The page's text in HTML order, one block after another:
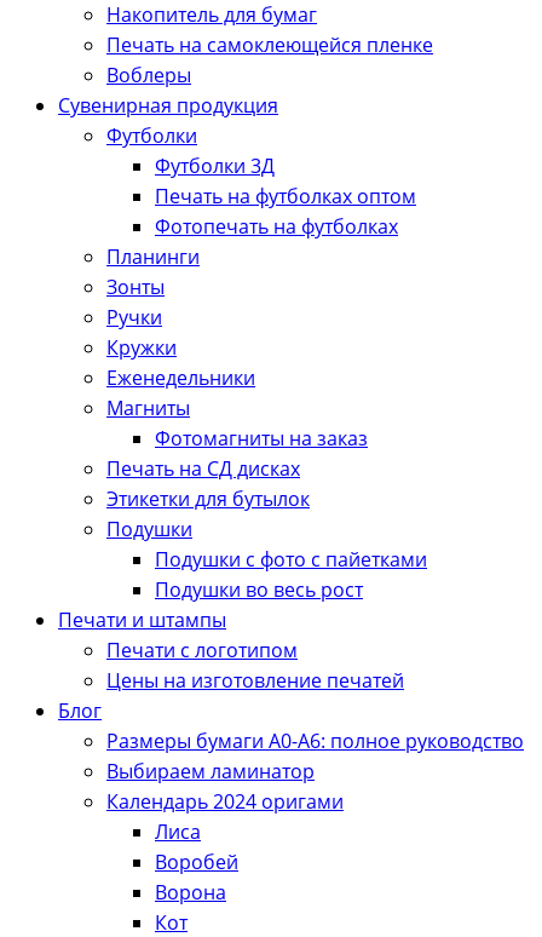
Накопитель для бумаг
Печать на самоклеющейся пленке
Воблеры
Сувенирная продукция
Футболки
Футболки 3Д
Печать на футболках оптом
Фотопечать на футболках
Планинги
Зонты
Ручки
Кружки
Еженедельники
Магниты
Фотомагниты на заказ
Печать на СД дисках
Этикетки для бутылок
Подушки
Подушки с фото с пайетками
Подушки во весь рост
Печати и штампы
Печати с логотипом
Цены на изготовление печатей
Блог
Размеры бумаги А0-А6: полное руководство
Выбираем ламинатор
Календарь 2024 оригами
Лиса
Воробей
Ворона
Кот